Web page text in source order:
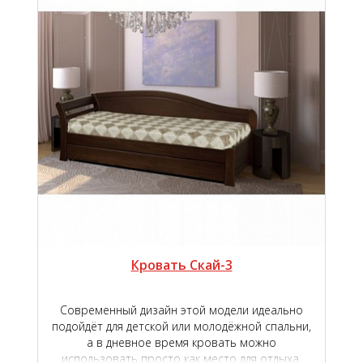
Кровать Скай-3
Современный дизайн этой модели идеально
подойдёт для детской или молодёжной спальни,
а в дневное время кровать можно
использовать просто как место для отдыха,